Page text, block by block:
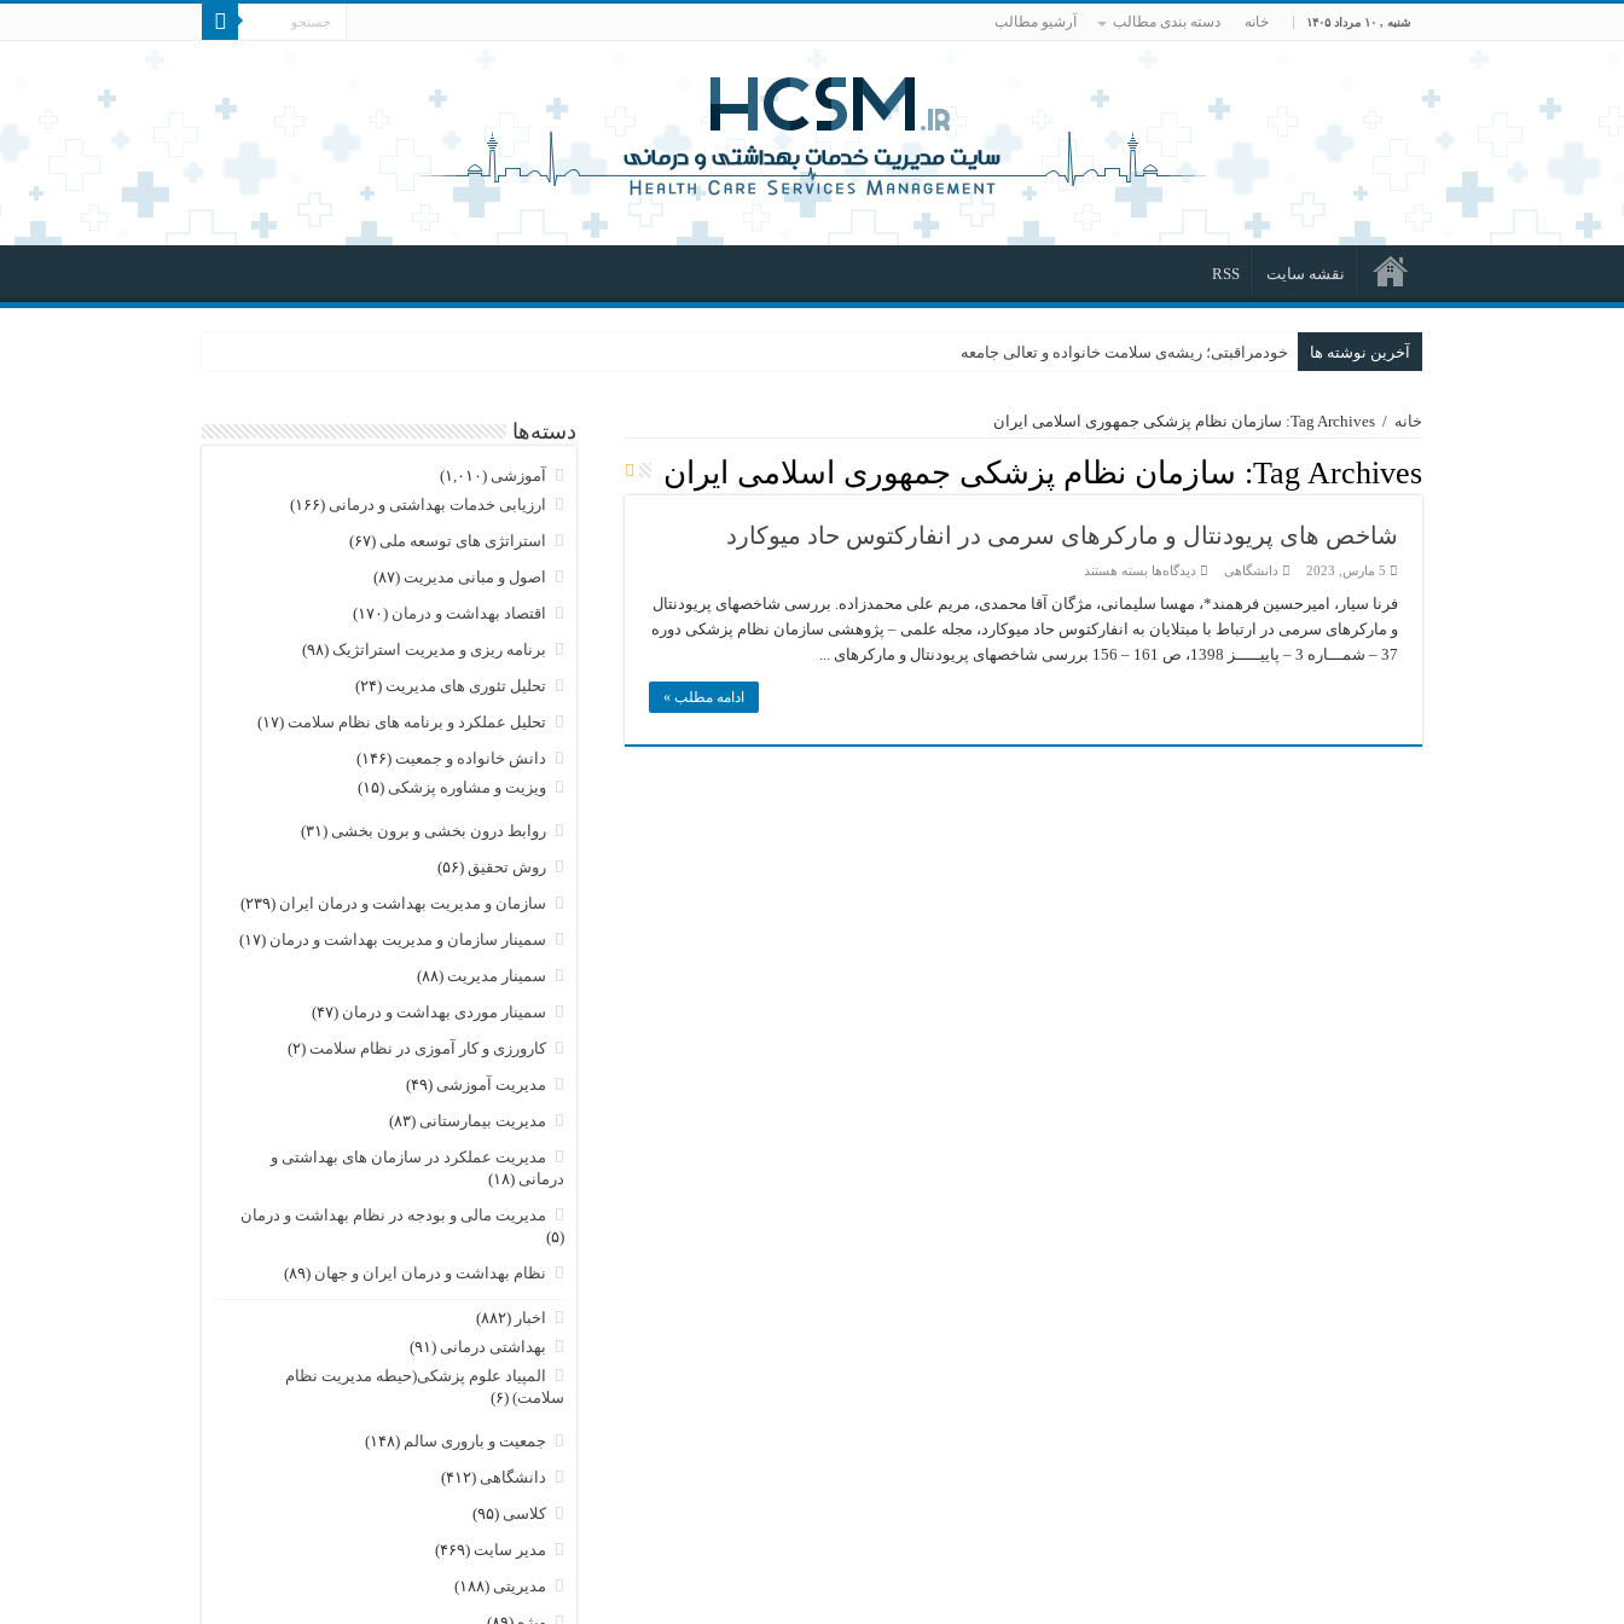
شنبه , ۱۰ مرداد ۱۴۰۵ خانه دسته بندی مطالب آرشیو مطالب
نقشه سایت RSS
آخرین نوشته ها خودمراقبتی؛ ریشه‌ی سلامت خانواده و تعالی جامعه
خانه / Tag Archives: سازمان نظام پزشکی جمهوری اسلامی ایران
Tag Archives: سازمان نظام پزشکی جمهوری اسلامی ایران
شاخص های پریودنتال و مارکرهای سرمی در انفارکتوس حاد میوکارد
5 مارس, 2023 دانشگاهی دیدگاه‌ها برای
های
پریودنتال
و
مارکرهای
سرمی
بسته هستند
فرنا سیار، امیرحسین فرهمند*، مهسا سلیمانی، مژگان آقا محمدی، مریم علی محمدزاده. بررسی شاخصهای پریودنتال
و مارکرهای سرمی در ارتباط با مبتلایان به انفارکتوس حاد میوکارد، مجله علمی – پژوهشی سازمان نظام پزشکی دوره
37 – شمـــاره 3 – پاییـــــز 1398، ص 161 – 156 بررسی شاخصهای پریودنتال و مارکرهای ...
ادامه مطلب »
دسته‌ها
آموزشی (۱,۰۱۰)
ارزیابی خدمات بهداشتی و درمانی (۱۶۶)
استراتژی های توسعه ملی (۶۷)
اصول و مبانی مدیریت(۸۷)
اقتصاد بهداشت و درمان (۱۷۰)
برنامه ریزی و مدیریت استراتژیک (۹۸)
تحلیل تئوری های مدیریت(۲۴)
تحلیل عملکرد و برنامه های نظام سلامت(۱۷)
دانش خانواده و جمعیت(۱۴۶)
ویزیت و مشاوره پزشکی (۱۵)
روابط درون بخشی و برون بخشی (۳۱)
روش تحقیق(۵۶)
سازمان و مدیریت بهداشت و درمان ایران (۲۳۹)
سمینار سازمان و مدیریت بهداشت و درمان (۱۷)
سمینار مدیریت(۸۸)
سمینار موردی بهداشت و درمان (۴۷)
کارورزی و کار آموزی در نظام سلامت(۲)
مدیریت آموزشی (۴۹)
مدیریت بیمارستانی (۸۳)
مدیریت عملکرد در سازمان های بهداشتی و
درمانی (۱۸)
مدیریت مالی و بودجه در نظام بهداشت و درمان
(۵)
نظام بهداشت و درمان ایران و جهان (۸۹)
اخبار (۸۸۲)
بهداشتی درمانی (۹۱)
المپیاد علوم پزشکی(حیطه مدیریت نظام
سلامت) (۶)
جمعیت و باروری سالم (۱۴۸)
دانشگاهی (۴۱۲)
کلاسی (۹۵)
مدیر سایت(۴۶۹)
مدیریتی (۱۸۸)